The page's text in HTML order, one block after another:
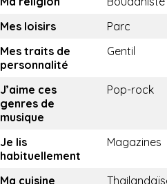
Mes loisirs
Parc
Mes traits de
personnalité
Gentil
J’aime ces
genres de
musique
Pop-rock
Je lis
habituellement
Magazines
Ma cuisine